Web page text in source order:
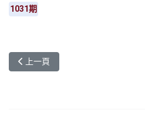
1031期
上一篇文章: 元智國際志工分享會
上一頁